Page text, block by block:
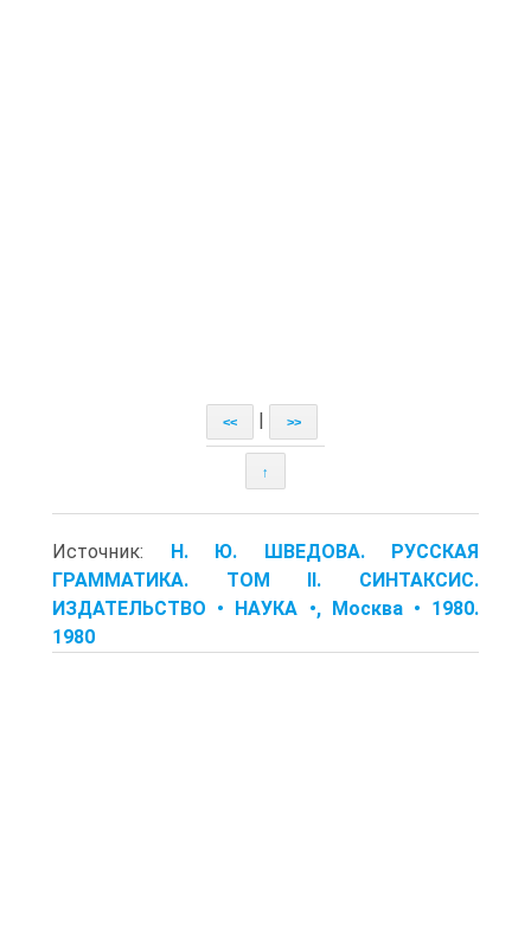
<< >>
↑
Источник: Н. Ю. ШВЕДОВА. РУССКАЯ
ГРАММАТИКА. ТОМ II. СИНТАКСИС.
ИЗДАТЕЛЬСТВО • НАУКА •, Москва • 1980.
1980